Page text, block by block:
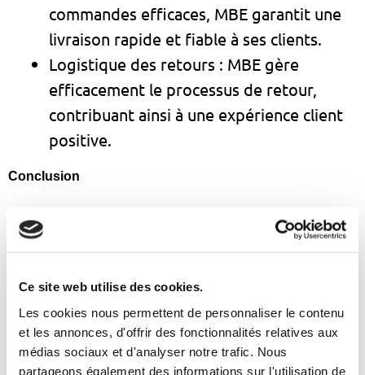
Ce site web utilise des cookies.
Les cookies nous permettent de personnaliser le contenu
et les annonces, d'offrir des fonctionnalités relatives aux
médias sociaux et d'analyser notre trafic. Nous
partageons également des informations sur l'utilisation de
commandes efficaces, MBE garantit une
livraison rapide et fiable à ses clients.
Logistique des retours : MBE gère
efficacement le processus de retour,
contribuant ainsi à une expérience client
positive.
Conclusion
Le secteur du commerce électronique en
Géorgie connaît une croissance rapide, mais
efficacement les défis logistiques. Avec le
soutien de partenaires expérimentés tels que
Mail Boxes Etc., les entreprises peuvent
surmonter ces défis et tirer pleinement parti